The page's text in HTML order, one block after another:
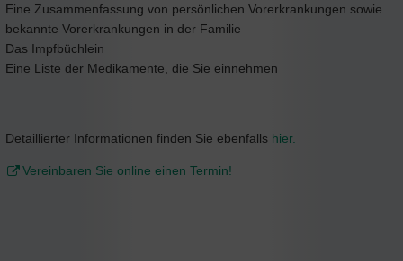
Eine Zusammenfassung von persönlichen Vorerkrankungen sowie
bekannte Vorerkrankungen in der Familie
Das Impfbüchlein
Eine Liste der Medikamente, die Sie einnehmen
Detaillierter Informationen finden Sie ebenfalls hier.
Vereinbaren Sie online einen Termin!